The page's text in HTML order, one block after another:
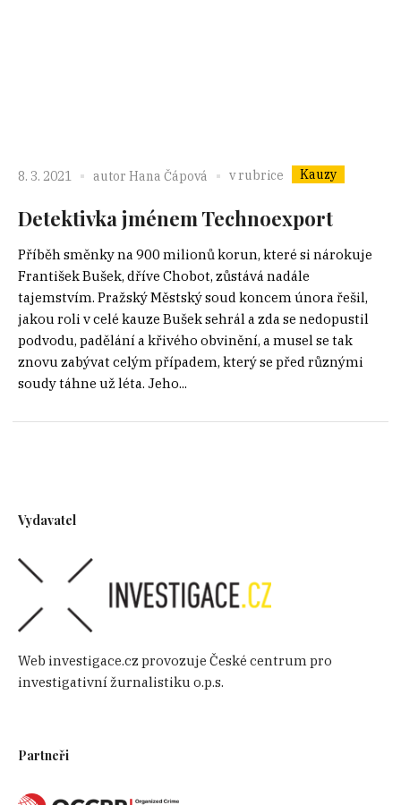
8. 3. 2021 autor Hana Čápová v rubrice Kauzy
Detektivka jménem Technoexport
Příběh směnky na 900 milionů korun, které si nárokuje
František Bušek, dříve Chobot, zůstává nadále
tajemstvím. Pražský Městský soud koncem února řešil,
jakou roli v celé kauze Bušek sehrál a zda se nedopustil
podvodu, padělání a křivého obvinění, a musel se tak
znovu zabývat celým případem, který se před různými
soudy táhne už léta. Jeho...
Vydavatel
Web investigace.cz provozuje České centrum pro
investigativní žurnalistiku o.p.s.
Partneři